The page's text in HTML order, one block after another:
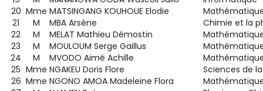
20 Mme MATSINGANG KOUHOUE Elodie
21
M MBA Arsène
Chimie et la
22
M MELAT Mathieu Démostin
23
M MOULOUM Serge Gaillus
24
M MVODO Aimé Achille
25 Mme NGAKEU Doris Flore
Sciences de
26 Mme NGONO AMOA Madeleine Flora